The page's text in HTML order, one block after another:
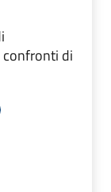
confronti di